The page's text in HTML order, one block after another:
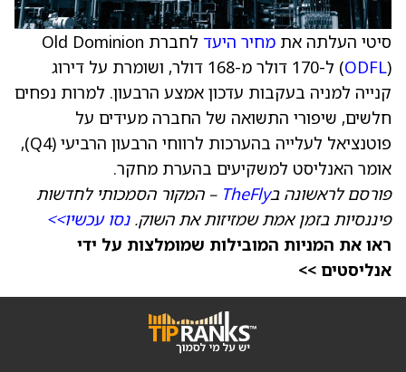
סיטי העלתה את מחיר היעד
לחברת Old Dominion
(ODFL
) ל-170 דולר מ-168 דולר, ושומרת על דירוג
קנייה למניה בעקבות עדכון אמצע הרבעון. למרות נפחים
חלשים, שיפורי התשואה של החברה מעידים על
פוטנציאל לעלייה בהערכות לרווחי הרבעון הרביעי (Q4),
אומר האנליסט למשקיעים בהערת מחקר.
פורסם לראשונה בTheFly – המקור הסמכותי לחדשות
פיננסיות בזמן אמת שמזיזות את השוק.נסו עכשיו>>
ראו את המניות המובילות שמומלצות על ידי
אנליסטים >>